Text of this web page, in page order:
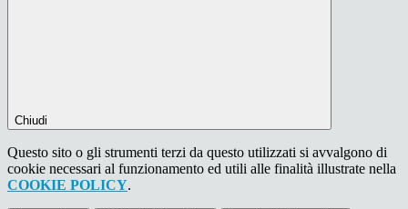
Chiudi
Questo sito o gli strumenti terzi da questo utilizzati si avvalgono di
cookie necessari al funzionamento ed utili alle finalità illustrate nella
COOKIE POLICY.